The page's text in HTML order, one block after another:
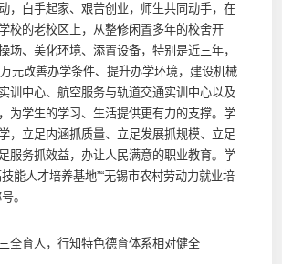
，白手起家、艰苦创业，师生共同动手，在
校的老校区上，从整修闲置多年的校舍开
场、美化环境、添置设备，特别是近三年，
元改善办学条件、提升办学环境，建设机械
训中心、航空服务与轨道交通实训中心以及
为学生的学习、生活提供更有力的支撑。学
，立足内涵抓质量、立足发展抓规模、立足
服务抓效益，办让人民满意的职业教育。学
能人才培养基地”“无锡市农村劳动力就业培
。
育人，行知特色德育体系相对健全